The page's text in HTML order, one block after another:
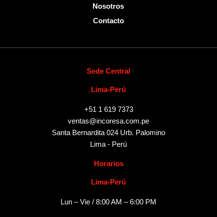
Nosotros
Contacto
Sede Central
Lima-Perú
+51 1 619 7373
ventas@incoresa.com.pe
Santa Bernardita 024 Urb. Palomino
Lima - Perú
Horarios
Lima-Perú
Lun – Vie / 8:00 AM – 6:00 PM